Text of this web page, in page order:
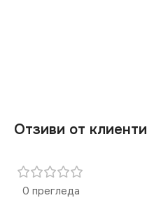
Отзиви от клиенти
0 прегледа